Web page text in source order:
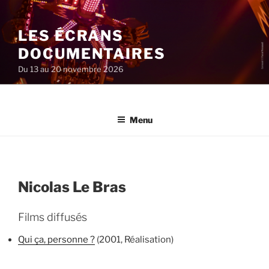
au
contenu
principal
LES ÉCRANS
DOCUMENTAIRES
Du 13 au 20 novembre 2026
Menu
Nicolas Le Bras
Films diffusés
Qui ça, personne ? (2001, Réalisation)